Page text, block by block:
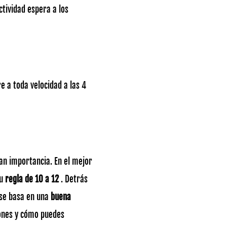
espera a los
a toda velocidad a las 4
importancia. En el mejor
regla de 10 a 12. Detrás
basa en una buena
y cómo puedes